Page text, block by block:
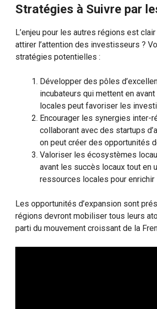
Stratégies à Suivre par
L’enjeu pour les autres régions est
attirer l’attention des investisseurs ?
stratégies potentielles :
Développer des pôles
incubateurs qui mettent en
locales peut favoriser les
Encourager les synergies inter-
collaborant avec des startups
on peut créer des opportunités
Valoriser les écosystèmes
avant les succès locaux tout en
ressources locales pour enrichir
Les opportunités d’expansion sont
régions devront mobiliser tous leurs
parti du mouvement croissant de la